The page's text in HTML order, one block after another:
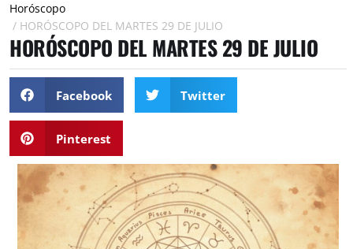
Horóscopo
/ HORÓSCOPO DEL MARTES 29 DE JULIO
HORÓSCOPO DEL MARTES 29 DE JULIO
Facebook Twitter
Pinterest